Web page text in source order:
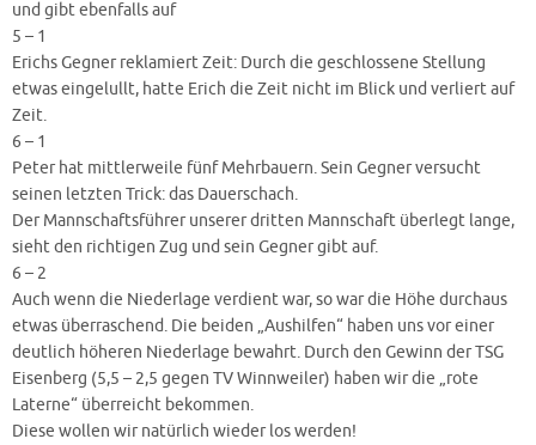
und gibt ebenfalls auf
5 – 1
Erichs Gegner reklamiert Zeit: Durch die geschlossene Stellung
etwas eingelullt, hatte Erich die Zeit nicht im Blick und verliert auf
Zeit.
6 – 1
Peter hat mittlerweile fünf Mehrbauern. Sein Gegner versucht
seinen letzten Trick: das Dauerschach.
Der Mannschaftsführer unserer dritten Mannschaft überlegt lange,
sieht den richtigen Zug und sein Gegner gibt auf.
6 – 2
Auch wenn die Niederlage verdient war, so war die Höhe durchaus
etwas überraschend. Die beiden „Aushilfen“ haben uns vor einer
deutlich höheren Niederlage bewahrt. Durch den Gewinn der TSG
Eisenberg (5,5 – 2,5 gegen TV Winnweiler) haben wir die „rote
Laterne“ überreicht bekommen.
Diese wollen wir natürlich wieder los werden!